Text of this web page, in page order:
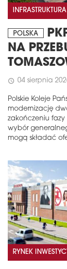
INFRASTRUKTURA
POLSKA
NA
schedule 04 sierpnia
Polskie Koleje
modernizację
zakończeniu fazy
wybór
mogą składać
RYNEK